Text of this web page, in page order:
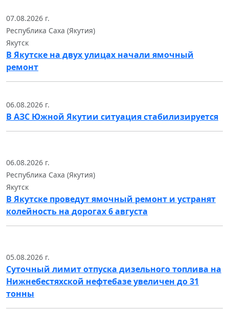
07.08.2026 г.
Республика Саха (Якутия)
Якутск
В Якутске на двух улицах начали ямочный
ремонт
06.08.2026 г.
В АЗС Южной Якутии ситуация стабилизируется
06.08.2026 г.
Республика Саха (Якутия)
Якутск
В Якутске проведут ямочный ремонт и устранят
колейность на дорогах 6 августа
05.08.2026 г.
Суточный лимит отпуска дизельного топлива на
Нижнебестяхской нефтебазе увеличен до 31
тонны